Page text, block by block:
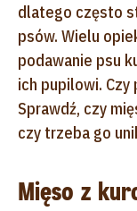
dlatego często
psów. Wielu
podawanie psu
ich pupilowi. Czy
Sprawdź, czy
czy trzeba go
Mięso z